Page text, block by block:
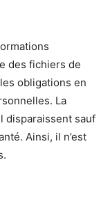
des fichiers de
obligations en
La
disparaissent sauf
Ainsi, il n’est